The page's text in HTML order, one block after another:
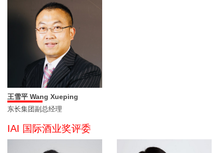
王雪平 Wang Xueping
东长集团副总经理
IAI 国际酒业奖评委